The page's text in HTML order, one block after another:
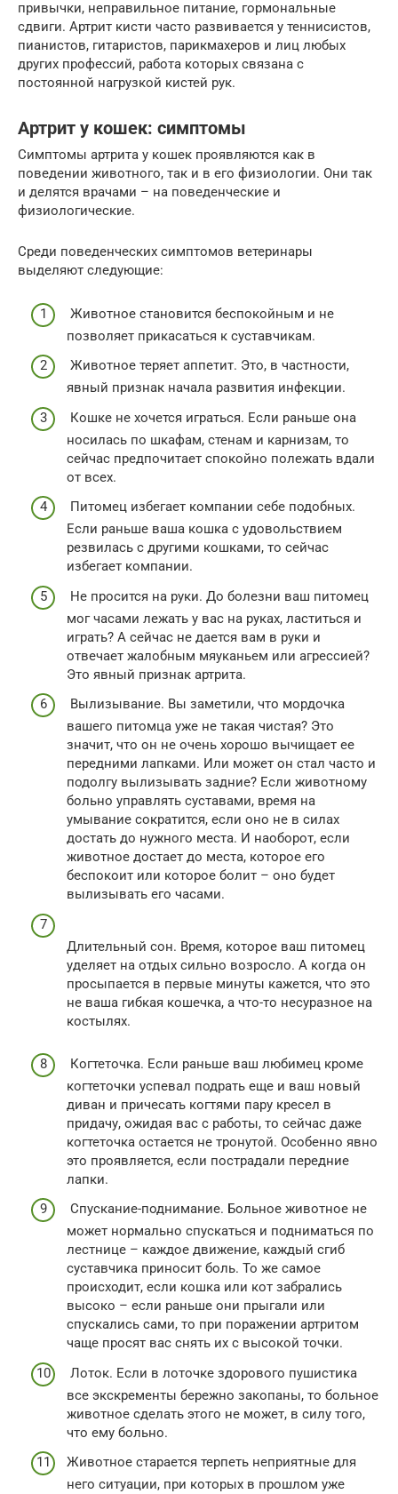
привычки, неправильное питание, гормональные
сдвиги. Артрит кисти часто развивается у теннисистов,
пианистов, гитаристов, парикмахеров и лиц любых
других профессий, работа которых связана с
постоянной нагрузкой кистей рук.
Артрит у кошек: симптомы
Симптомы артрита у кошек проявляются как в
поведении животного, так и в его физиологии. Они так
и делятся врачами – на поведенческие и
физиологические.
Среди поведенческих симптомов ветеринары
выделяют следующие:
Животное становится беспокойным и не
позволяет прикасаться к суставчикам.
Животное теряет аппетит. Это, в частности,
явный признак начала развития инфекции.
Кошке не хочется играться. Если раньше она
носилась по шкафам, стенам и карнизам, то
сейчас предпочитает спокойно полежать вдали
от всех.
Питомец избегает компании себе подобных.
Если раньше ваша кошка с удовольствием
резвилась с другими кошками, то сейчас
избегает компании.
Не просится на руки. До болезни ваш питомец
мог часами лежать у вас на руках, ластиться и
играть? А сейчас не дается вам в руки и
отвечает жалобным мяуканьем или агрессией?
Это явный признак артрита.
Вылизывание. Вы заметили, что мордочка
вашего питомца уже не такая чистая? Это
значит, что он не очень хорошо вычищает ее
передними лапками. Или может он стал часто и
подолгу вылизывать задние? Если животному
больно управлять суставами, время на
умывание сократится, если оно не в силах
достать до нужного места. И наоборот, если
животное достает до места, которое его
беспокоит или которое болит – оно будет
вылизывать его часами.
Длительный сон. Время, которое ваш питомец
уделяет на отдых сильно возросло. А когда он
просыпается в первые минуты кажется, что это
не ваша гибкая кошечка, а что-то несуразное на
костылях.
Когтеточка. Если раньше ваш любимец кроме
когтеточки успевал подрать еще и ваш новый
диван и причесать когтями пару кресел в
придачу, ожидая вас с работы, то сейчас даже
когтеточка остается не тронутой. Особенно явно
это проявляется, если пострадали передние
лапки.
Спускание-поднимание. Больное животное не
может нормально спускаться и подниматься по
лестнице – каждое движение, каждый сгиб
суставчика приносит боль. То же самое
происходит, если кошка или кот забрались
высоко – если раньше они прыгали или
спускались сами, то при поражении артритом
чаще просят вас снять их с высокой точки.
Лоток. Если в лоточке здорового пушистика
все экскременты бережно закопаны, то больное
животное сделать этого не может, в силу того,
что ему больно.
Животное старается терпеть неприятные для
него ситуации, при которых в прошлом уже